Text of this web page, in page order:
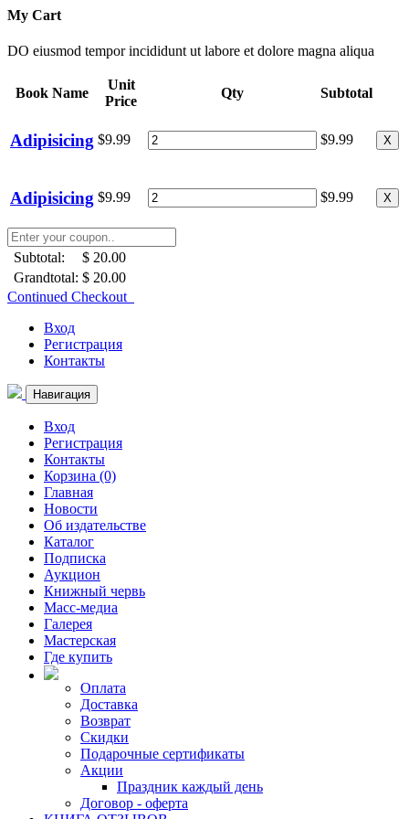
My Cart
DO eiusmod tempor incididunt ut labore et dolore magna aliqua
Book Name
Unit
Price
Qty Subtotal
Adipisicing $9.99 $9.99 X
Adipisicing $9.99 $9.99 X
Subtotal:
$ 20.00
Grandtotal: $ 20.00
Continued Checkout
Вход
Регистрация
Контакты
Навигация
Вход
Регистрация
Контакты
Корзина (0)
Главная
Новости
Об издательстве
Каталог
Подписка
Аукцион
Книжный червь
Масс-медиа
Галерея
Мастерская
Где купить
Оплата
Доставка
Возврат
Скидки
Подарочные сертификаты
Акции
Праздник каждый день
Договор - оферта